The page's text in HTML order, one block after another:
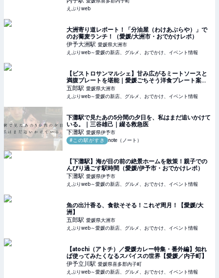
えぷりweb
大洲寄り道レポート！「分油屋（わけあぶらや）」で
のお蕎麦ランチ！（愛媛/大洲市・おでかけレポ）
伊予大洲駅 愛媛県大洲市
えぷりweb～愛媛の新店、グルメ、おでかけ、イベント情報
【ビストロサンマルシェ】甘み広がるミートソースと
満腹プレートを堪能｜愛媛ごちそう洋食プレート案内
（愛媛/大洲市）
五郎駅 愛媛県大洲市
えぷりweb～愛媛の新店、グルメ、おでかけ、イベント情報
下灘駅で見たあの5分間の夕日を、私はまだ追いかけて
いる。｜三谷雄己｜綴る救急医
下灘駅 愛媛県伊予市
#この駅がすき
note（ノート）
【下灘駅】海が目の前の絶景ホームを散策！親子での
んびり過ごす駅時間（愛媛/伊予市・おでかけレポ）
下灘駅 愛媛県伊予市
えぷりweb～愛媛の新店、グルメ、おでかけ、イベント情報
魚の出汁香る、食欲そそる！これぞ周月！【愛媛/大
洲】
五郎駅 愛媛県大洲市
えぷりweb～愛媛の新店、グルメ、おでかけ、イベント情報
【atochi（アトチ）／愛媛カレー特集・番外編】知れ
ば使ってみたくなるスパイスの世界【愛媛／内子町】
伊予立川駅 愛媛県喜多郡内子町
えぷりweb～愛媛の新店、グルメ、おでかけ、イベント情報